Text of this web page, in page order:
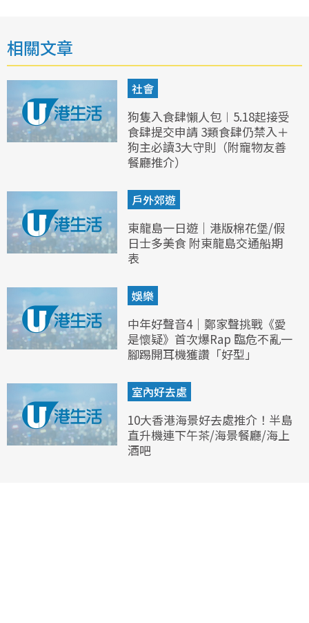
相關文章
社會
狗隻入食肆懶人包︱5.18起接受
食肆提交申請 3類食肆仍禁入＋
狗主必讀3大守則（附寵物友善
餐廳推介）
戶外郊遊
東龍島一日遊｜港版棉花堡/假
日士多美食 附東龍島交通船期
表
娛樂
中年好聲音4｜鄭家聲挑戰《愛
是懷疑》首次爆Rap 臨危不亂一
腳踢開耳機獲讚「好型」
室內好去處
10大香港海景好去處推介！半島
直升機連下午茶/海景餐廳/海上
酒吧